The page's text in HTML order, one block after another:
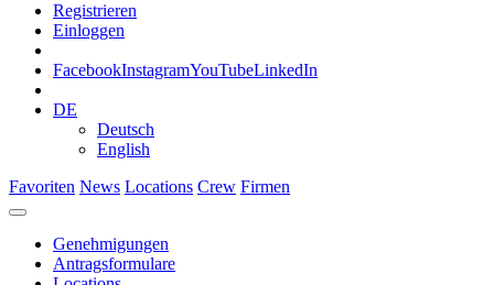
Registrieren
Einloggen
FacebookInstagramYouTubeLinkedIn
DE
Deutsch
English
Favoriten News Locations Crew Firmen
Genehmigungen
Antragsformulare